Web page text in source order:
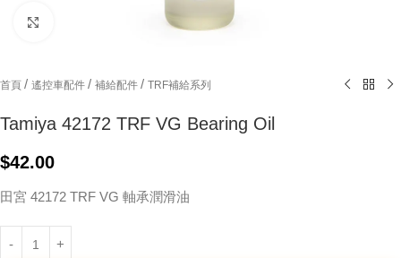
首頁 / 遙控車配件 / 補給配件 / TRF補給系列
Tamiya 42172 TRF VG Bearing Oil
$42.00
田宮 42172 TRF VG 軸承潤滑油